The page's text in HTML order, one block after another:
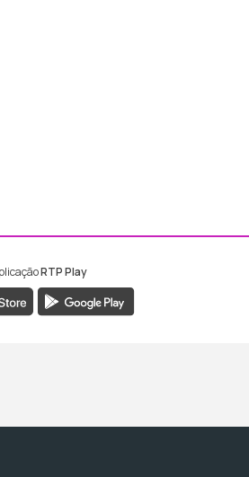
Madeira
RTP Play